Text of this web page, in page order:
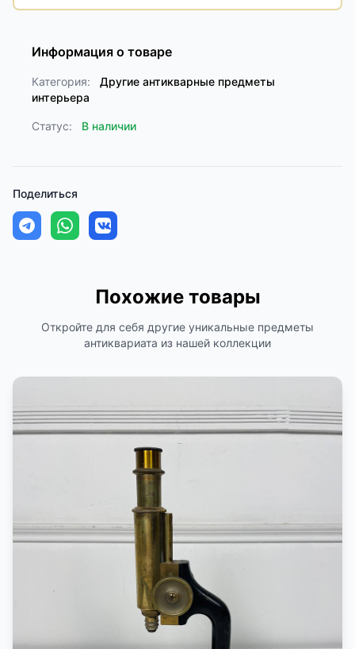
Информация о товаре
Категория:
Другие антикварные предметы
интерьера
Статус: В наличии
Поделиться
Похожие товары
Откройте для себя другие уникальные предметы
антиквариата из нашей коллекции